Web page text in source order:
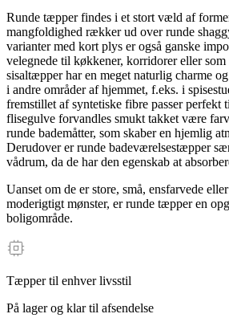
Runde tæpper findes i et stort væld af
mangfoldighed rækker ud over runde
varianter med kort plys er også ganske
velegnede til køkkener, korridorer eller
sisaltæpper har en meget naturlig charme
i andre områder af hjemmet, f.eks. i
fremstillet af syntetiske fibre passer perfekt
flisegulve forvandles smukt takket være
runde bademåtter, som skaber en hjemlig
Derudover er runde badeværelsestæpper
vådrum, da de har den egenskab at
Uanset om de er store, små, ensfarvede
moderigtigt mønster, er runde tæpper en
boligområde.
Tæpper til enhver livsstil
På lager og klar til afsendelse